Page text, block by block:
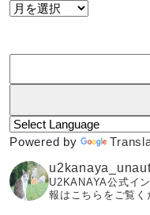
Archive
Powered by
U2KANAYA公式イ
報はこちらをご覧く